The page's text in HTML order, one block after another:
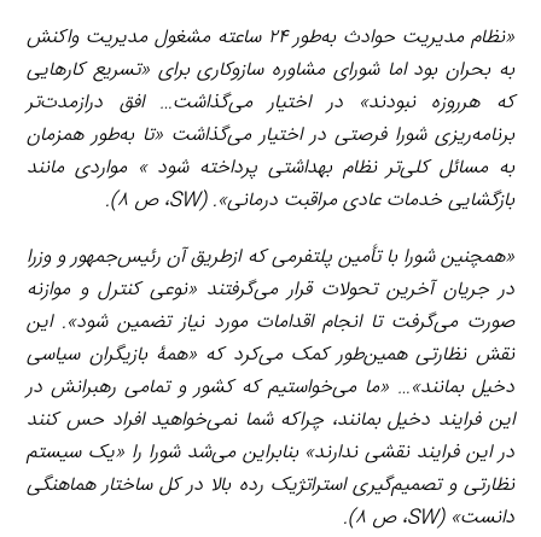
«نظام مدیریت حوادث به‌طور ۲۴ ساعته مشغول مدیریت واکنش
به بحران بود اما شورای مشاوره سازوکاری برای «تسریع کارهایی
که هرروزه نبودند» در اختیار می‌گذاشت… افق درازمدت‌تر
برنامه‌ریزی شورا فرصتی در اختیار می‌گذاشت «تا به‌طور همزمان
به مسائل کلی‌تر نظام بهداشتی پرداخته شود » مواردی مانند
بازگشایی خدمات عادی مراقبت درمانی». (SW، ص ۸).
«همچنین شورا با تأمین پلتفرمی که ازطریق آن رئیس‌جمهور و وزرا
در جریان آخرین تحولات قرار می‌گرفتند «نوعی کنترل و موازنه
صورت می‌گرفت تا انجام اقدامات مورد نیاز تضمین شود». این
نقش نظارتی همین‌طور کمک می‌کرد که «همۀ بازیگران سیاسی
دخیل بمانند»… «ما می‌خواستیم که کشور و تمامی رهبرانش در
این فرایند دخیل بمانند، چراکه شما نمی‌خواهید افراد حس کنند
در این فرایند نقشی ندارند» بنابراین می‌شد شورا را «یک سیستم
نظارتی و تصمیم‌‌گیری استراتژیک رده بالا در کل ساختار هماهنگی
دانست» (SW، ص ۸).